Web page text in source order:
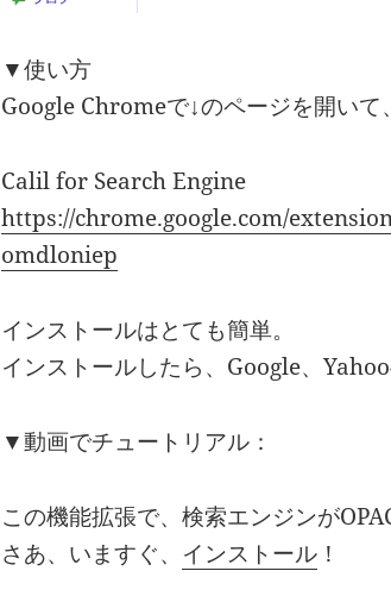
▼使い方
Google Chromeで↓のページを開いて
Calil for Search Engine
https://chrome.google.com/
omdloniep
インストールはとても簡単。
インストールしたら、Google、
▼動画でチュートリアル：
この機能拡張で、検索エンジンが
さあ、いますぐ、 インストール ！